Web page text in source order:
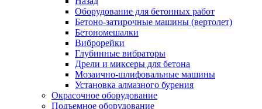
Оборудование для бетонных работ
Бетоно-затирочные машины (вертолет)
Бетономешалки
Виброрейки
Глубинные вибраторы
Дрели и миксеры для бетона
Мозаично-шлифовальные машины
Установка алмазного бурения
Окрасочное оборудование
Подъемное оборудование